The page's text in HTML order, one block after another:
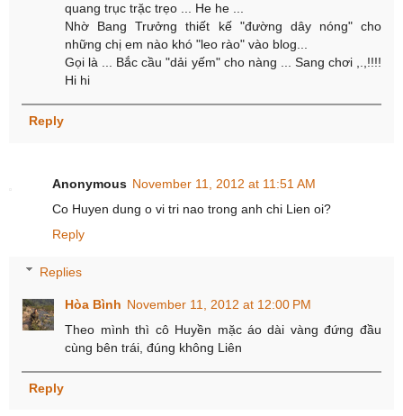
quang trục trặc trẹo ... He he ...
Nhờ Bang Trưởng thiết kế "đường dây nóng" cho
những chị em nào khó "leo rào" vào blog...
Gọi là ... Bắc cầu "dải yếm" cho nàng ... Sang chơi ,.,!!!!
Hi hi
Reply
Anonymous November 11, 2012 at 11:51 AM
Co Huyen dung o vi tri nao trong anh chi Lien oi?
Reply
Replies
Hòa Bình November 11, 2012 at 12:00 PM
Theo mình thì cô Huyền mặc áo dài vàng đứng đầu
cùng bên trái, đúng không Liên
Reply